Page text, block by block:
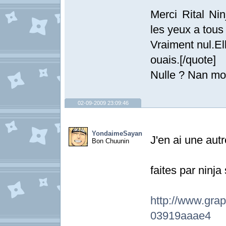
Merci Rital
les yeux a
Vraiment
ouais.[/quote]
Nulle ? Nan
02-09-2009 23:09:46
YondaimeSayan
Bon Chuunin
J'en ai une
faites par ninja
http://
03919aaae4